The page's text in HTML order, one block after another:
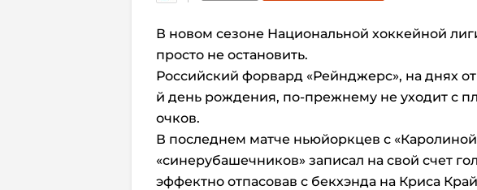
В новом сезоне Национальной хоккейной
просто не остановить.
Российский форвард «Рейнджерс», на днях
й день рождения, по-прежнему не уходит с
очков.
В последнем матче ньюйоркцев с
«синерубашечников» записал на свой счет
эффектно отпасовав с бекхэнда на Криса